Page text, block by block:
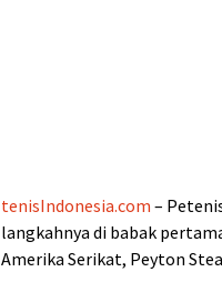
tenisIndonesia.com –
langkahnya di babak
Amerika Serikat, Peyton